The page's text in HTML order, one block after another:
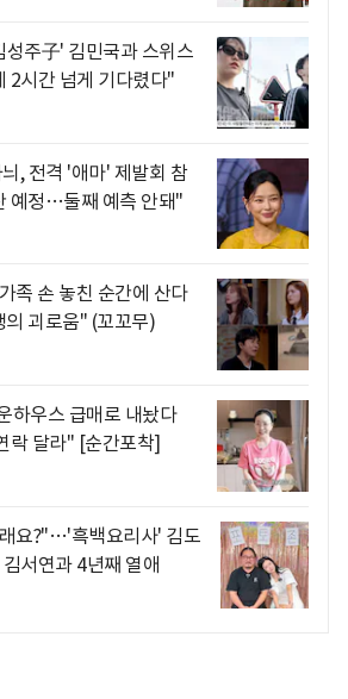
성주子' 김민국과 스위스
2시간 넘게 기다렸다"
, 전격 '애마' 제발회 참
예정…둘째 예측 안돼"
족 손 놓친 순간에 산다
의 괴로움" (꼬꼬무)
하우스 급매로 내놨다
락 달라" [순간포착]
요?"…'흑백요리사' 김도
서연과 4년째 열애